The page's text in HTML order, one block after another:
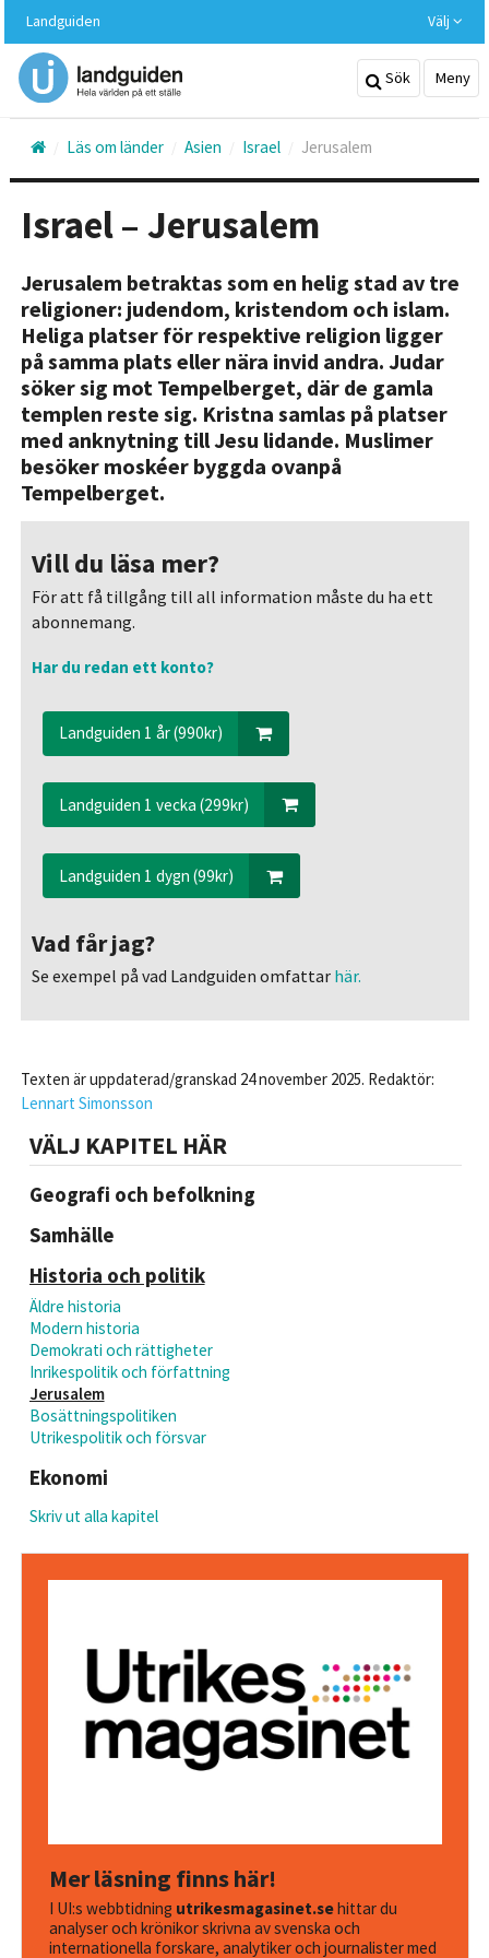
huvudinnehållet
Landguiden Välj
Sök Meny
Läs om länder Asien Israel Jerusalem
Israel – Jerusalem
Jerusalem betraktas som en helig stad av tre
religioner: judendom, kristendom och islam.
Heliga platser för respektive religion ligger
på samma plats eller nära invid andra. Judar
söker sig mot Tempelberget, där de gamla
templen reste sig. Kristna samlas på platser
med anknytning till Jesu lidande. Muslimer
besöker moskéer byggda ovanpå
Tempelberget.
Vill du läsa mer?
För att få tillgång till all information måste du ha ett
abonnemang.
Har du redan ett konto?
Landguiden 1 år (990kr)
Landguiden 1 vecka (299kr)
Landguiden 1 dygn (99kr)
Vad får jag?
Se exempel på vad Landguiden omfattarhär.
Texten är uppdaterad/granskad 24 november 2025. Redaktör:
Lennart Simonsson
VÄLJ KAPITEL HÄR
Geografi och befolkning
Samhälle
Historia och politik
Äldre historia
Modern historia
Demokrati och rättigheter
Inrikespolitik och författning
Jerusalem
Bosättningspolitiken
Utrikespolitik och försvar
Ekonomi
Skriv ut alla kapitel
Mer läsning finns här!
I UI:s webbtidning utrikesmagasinet.sehittar du
analyser och krönikor skrivna av svenska och
internationella forskare, analytiker och journalister med